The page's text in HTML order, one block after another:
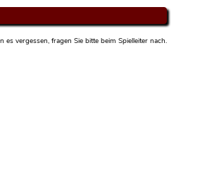
vergessen, fragen Sie bitte beim Spielleiter nach.